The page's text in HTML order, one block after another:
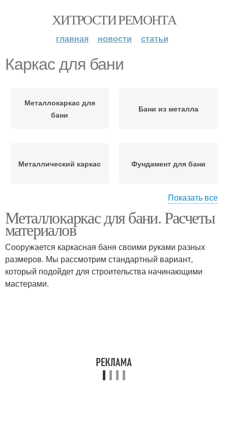
ХИТРОСТИ РЕМОНТА
главная новости статьи
Каркас для бани
Металлокаркас для
бани
Бани из металла
Металлический каркас Фундамент для бани
трубы
Показать все
Металлокаркас для бани. Расчеты
материалов
Сооружается каркасная баня своими руками разных
размеров. Мы рассмотрим стандартный вариант,
который подойдет для строительства начинающими
мастерами.